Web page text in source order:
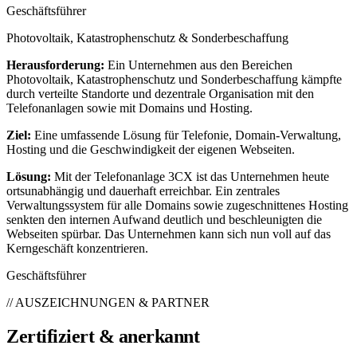
Geschäftsführer
Photovoltaik, Katastrophenschutz & Sonderbeschaffung
Herausforderung: Ein Unternehmen aus den Bereichen
Photovoltaik, Katastrophenschutz und Sonderbeschaffung kämpfte
durch verteilte Standorte und dezentrale Organisation mit den
Telefonanlagen sowie mit Domains und Hosting.
Ziel: Eine umfassende Lösung für Telefonie, Domain-Verwaltung,
Hosting und die Geschwindigkeit der eigenen Webseiten.
Lösung: Mit der Telefonanlage 3CX ist das Unternehmen heute
ortsunabhängig und dauerhaft erreichbar. Ein zentrales
Verwaltungssystem für alle Domains sowie zugeschnittenes Hosting
senkten den internen Aufwand deutlich und beschleunigten die
Webseiten spürbar. Das Unternehmen kann sich nun voll auf das
Kerngeschäft konzentrieren.
Geschäftsführer
// AUSZEICHNUNGEN & PARTNER
Zertifiziert & anerkannt